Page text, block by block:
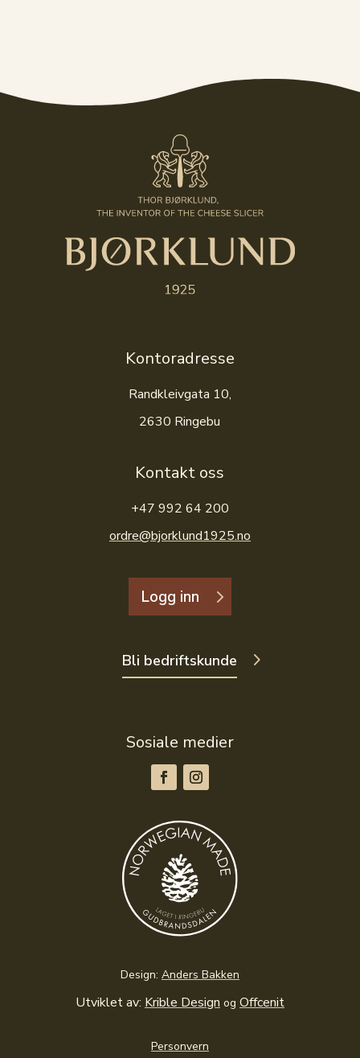
Kontoradresse
Randkleivgata 10,
2630 Ringebu
Kontakt oss
+47 992 64 200
ordre@bjorklund1925.no
Logg inn
Bli bedriftskunde
Sosiale medier
Design: Anders Bakken
Utviklet av: Krible Design og Offcenit
Personvern